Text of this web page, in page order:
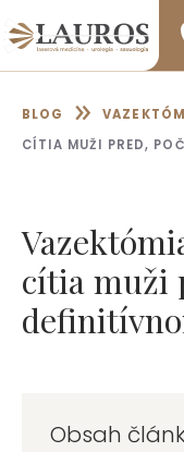
na
obsah
BLOG »
CÍTIA MUŽI PRED,
cítia muži
Obsah